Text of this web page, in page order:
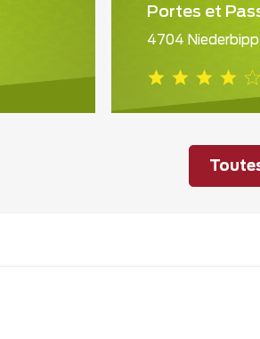
Portes et
4704 Niederbipp